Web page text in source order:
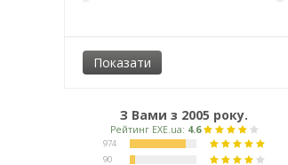
З Вами з 2005 року.